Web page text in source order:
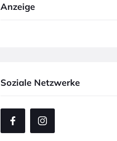
Anzeige
Soziale Netzwerke